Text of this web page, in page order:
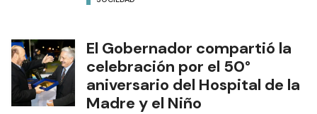
El Gobernador compartió la
celebración por el 50°
aniversario del Hospital de la
Madre y el Niño